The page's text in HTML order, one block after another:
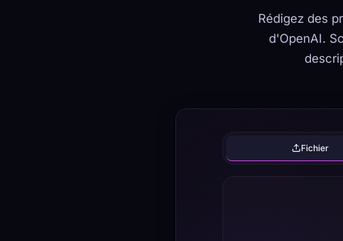
Rédigez des
d'OpenAI.